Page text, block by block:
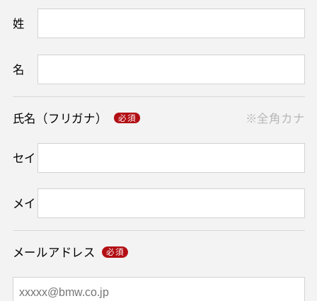
姓
名
氏名（フリガナ）
セイ
メイ
※全角カナ
メールアドレス